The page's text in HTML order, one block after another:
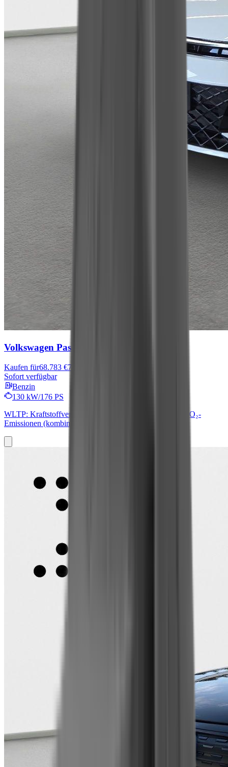
Volkswagen Passat
Kaufen für68.783 €76.260 €
Sofort verfügbar
Benzin
130 kW/176 PS
WLTP: Kraftstoffverbrauch (kombiniert): 5,4 l/100 km; CO₂-
Emissionen (kombiniert): 5 g/km; CO₂-Klasse: B.